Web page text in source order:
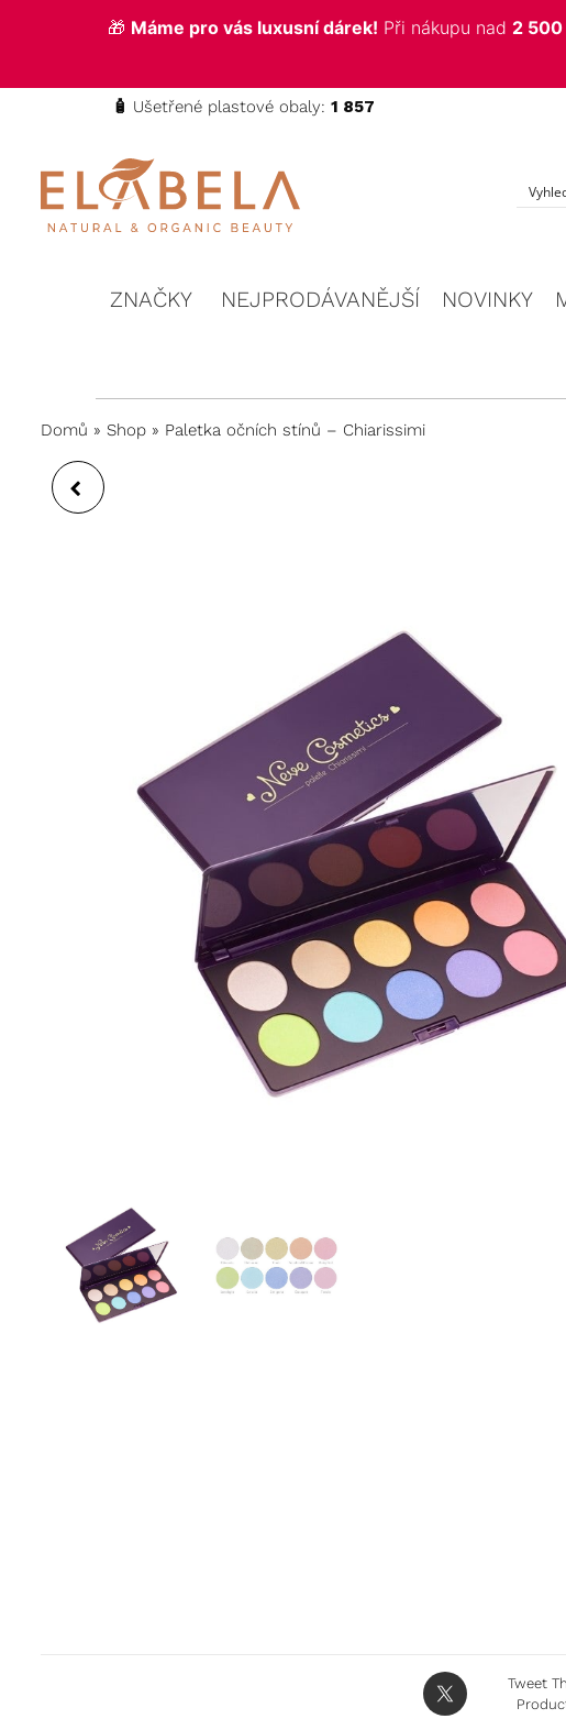
🎁 Máme pro vás luxusní dárek! Při nákupu nad 2
🧴 Ušetřené plastové obaly: 1 857
BeautyZNAČKY NEJPRODÁVANĚJŠÍ NOVINKY
Domů » Shop » Paletka očních stínů – Chiarissimi
Tweet